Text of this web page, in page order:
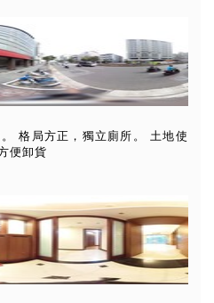
格局方正，獨立廁所。 土地使
便卸貨